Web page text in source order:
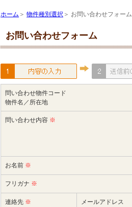
ホーム ＞ 物件種別選択 ＞ お問い合わせフォーム
お問い合わせフォーム
問い合わせ物件コード
物件名／所在地
問い合わせ内容 ※
お名前 ※
フリガナ ※
連絡先 ※
メールアドレス